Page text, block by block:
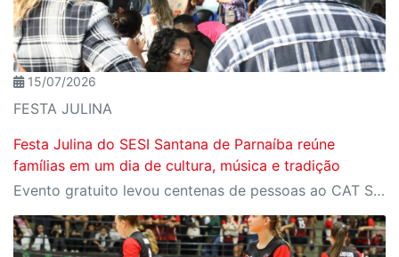
15/07/2026
FESTA JULINA
Festa Julina do SESI Santana de Parnaíba reúne
famílias em um dia de cultura, música e tradição
Evento gratuito levou centenas de pessoas ao CAT SESI Santana de Parnaíba e proporcionou momentos de integração, lazer e valorização da cultura popular brasileira